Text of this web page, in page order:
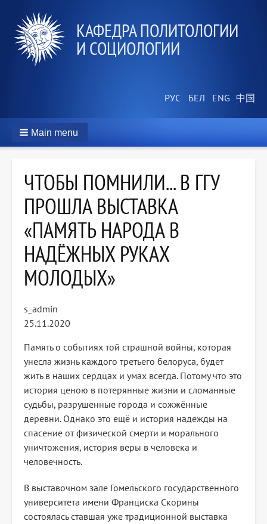
КАФЕДРА ПОЛИТОЛОГИИ
И СОЦИОЛОГИИ
Main menu
ЧТОБЫ ПОМНИЛИ... В ГГУ
ПРОШЛА ВЫСТАВКА
«ПАМЯТЬ НАРОДА В
НАДЁЖНЫХ РУКАХ
МОЛОДЫХ»
s_admin
25.11.2020
Память о событиях той страшной войны, которая
унесла жизнь каждого третьего белоруса, будет
жить в наших сердцах и умах всегда. Потому что это
история ценою в потерянные жизни и сломанные
судьбы, разрушенные города и сожжённые
деревни. Однако это ещё и история надежды на
спасение от физической смерти и морального
уничтожения, история веры в человека и
человечность.
В выставочном зале Гомельского государственного
университета имени Франциска Скорины
состоялась ставшая уже традиционной выставка